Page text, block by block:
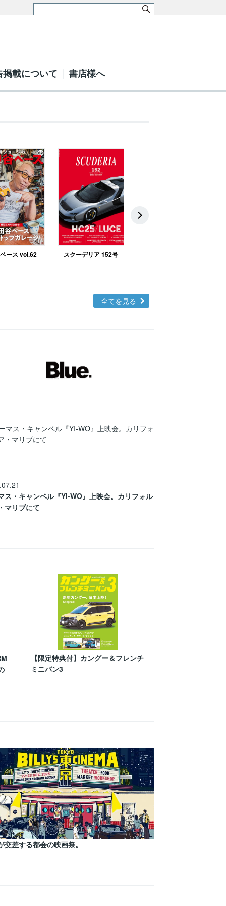
掲載について 書店様へ
ース vol.62 スクーデリア 152号
全てを見る
ス・キャンベル『YI-WO』上映会。カリフォル
マリブにて
【限定特典付】カングー＆フレンチ
ミニバン3
交差する都会の映画祭。